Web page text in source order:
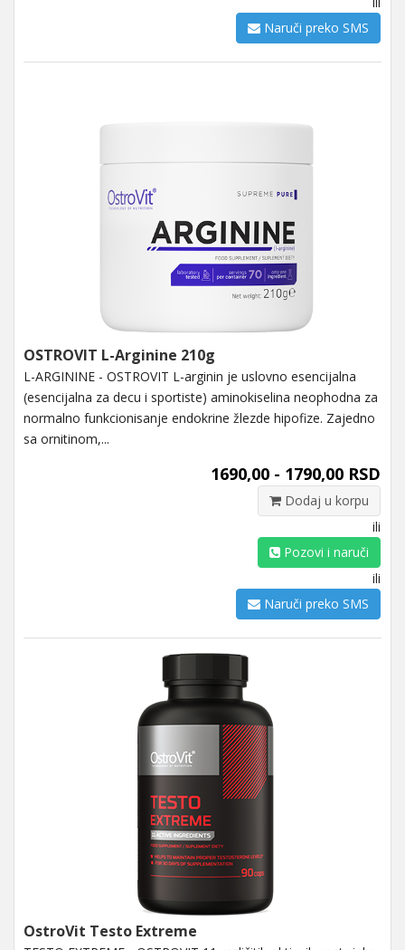
Naruči preko SMS
OSTROVIT L-Arginine 210g
L-ARGININE - OSTROVIT L-arginin je uslovno esencijalna
(esencijalna za decu i sportiste) aminokiselina neophodna za
normalno funkcionisanje endokrine žlezde hipofize. Zajedno
sa ornitinom,...
1690,00 - 1790,00 RSD
Dodaj u korpu
ili
Pozovi i naruči
ili
Naruči preko SMS
OstroVit Testo Extreme